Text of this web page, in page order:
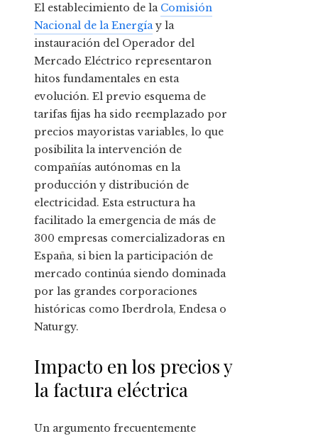
El establecimiento de la Comisión
Nacional de la Energíay la
instauración del Operador del
Mercado Eléctrico representaron
hitos fundamentales en esta
evolución. El previo esquema de
tarifas fijas ha sido reemplazado por
precios mayoristas variables, lo que
posibilita la intervención de
compañías autónomas en la
producción y distribución de
electricidad. Esta estructura ha
facilitado la emergencia de más de
300 empresas comercializadoras en
España, si bien la participación de
mercado continúa siendo dominada
por las grandes corporaciones
históricas como Iberdrola, Endesa o
Naturgy.
Impacto en los precios y
la factura eléctrica
Un argumento frecuentemente